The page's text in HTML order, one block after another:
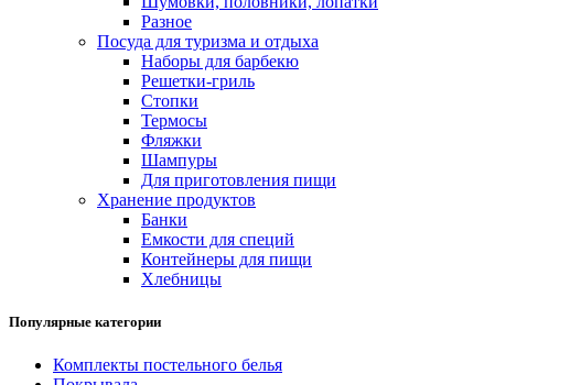
Разное
Посуда для туризма и отдыха
Наборы для барбекю
Решетки-гриль
Стопки
Термосы
Фляжки
Шампуры
Для приготовления пищи
Хранение продуктов
Банки
Емкости для специй
Контейнеры для пищи
Хлебницы
Популярные категории
Комплекты постельного белья